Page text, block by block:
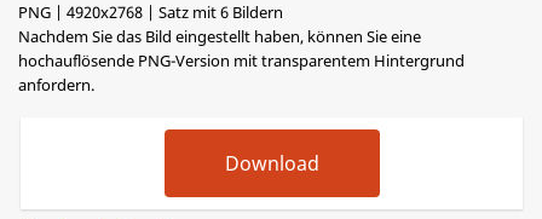
PNG | 4920x2768 | Satz mit 6 Bildern
Nachdem Sie das Bild eingestellt haben, können Sie eine
hochauflösende PNG-Version mit transparentem Hintergrund
anfordern.